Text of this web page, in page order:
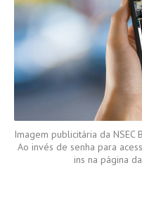
Imagem publicitária da NSEC
Ao invés de senha para
ins na página